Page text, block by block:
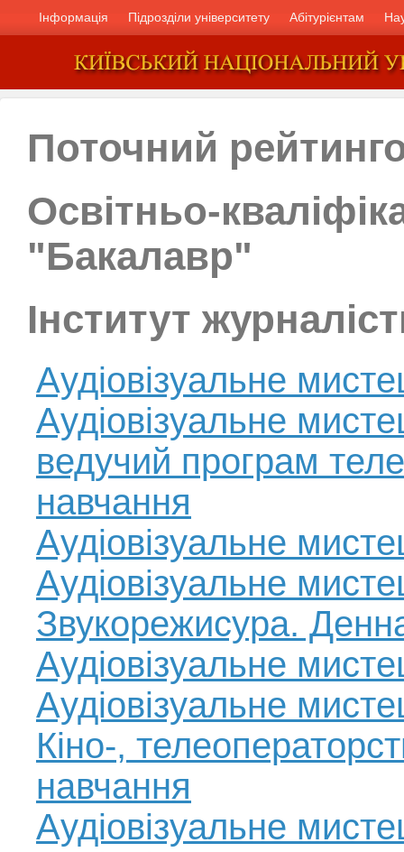
Інформація Підрозділи університету Абітурієнтам
Поточний
Освітньо-
"Бакалавр"
Інститут
Аудіовізуальне
Аудіовізуальне
ведучий програм
навчання
Аудіовізуальне
Аудіовізуальне
Звукорежисура.
Аудіовізуальне
Аудіовізуальне
Кіно-,
навчання
Аудіовізуальне